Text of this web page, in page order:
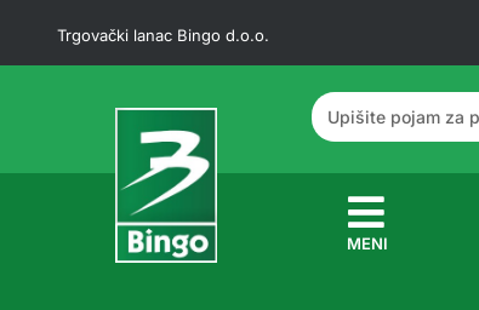
Trgovački lanac Bingo d.o.o.
MENI